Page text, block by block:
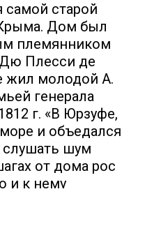
старой
Дом был
племянником
Дю Плесси де
жил молодой А.
генерала
г. «В Юрзуфе,
и объедался
шум
от дома рос
и к нему
более двух